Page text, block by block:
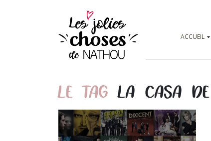
ACCUEIL
LE TAGLA CASA